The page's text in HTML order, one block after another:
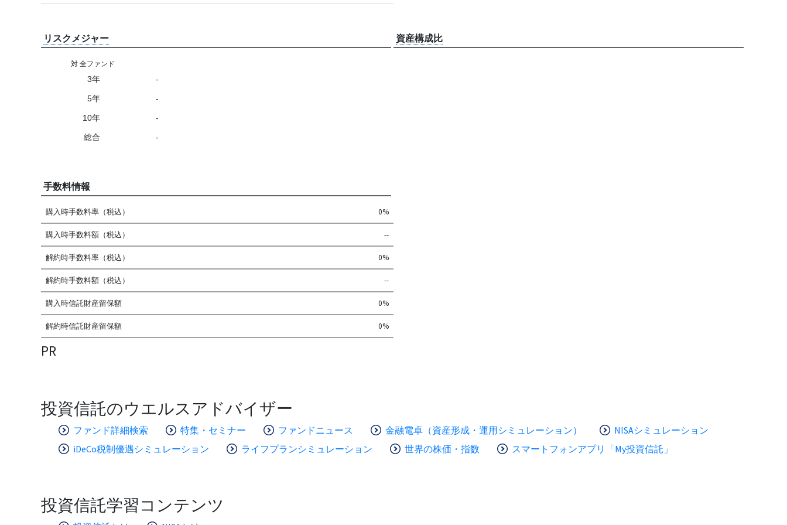
リスクメジャー
対 全ファンド
3年 -
5年 -
10年 -
総合 -
資産構成比
手数料情報
購入時手数料率（税込） 0%
購入時手数料額（税込） --
解約時手数料率（税込） 0%
解約時手数料額（税込） --
購入時信託財産留保額 0%
解約時信託財産留保額 0%
PR
投資信託のウエルスアドバイザー
ファンド詳細検索 特集・セミナー ファンドニュース 金融電卓（資産形成・運用シミュレーション）
NISAシミュレーション
iDeCo税制優遇シミュレーション
ライフプランシミュレーション 世界の株価・指数 スマートフォンアプリ「My投資信託」
投資信託学習コンテンツ